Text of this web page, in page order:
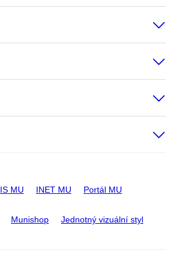
IS MU INET MU Portál MU
Munishop Jednotný vizuální styl